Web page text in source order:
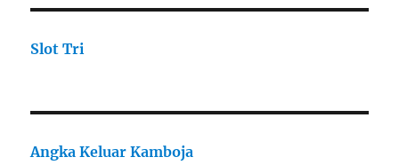
Slot Tri
Angka Keluar Kamboja